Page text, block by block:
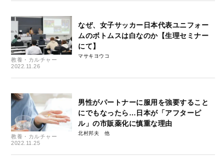
教養・カルチャー
2022.11.26
なぜ、女子サッカー日本代表ユニフォー
ムのボトムスは白なのか【生理セミナー
にて】
マサキヨウコ
教養・カルチャー
2022.11.25
男性がパートナーに服用を強要すること
にでもなったら…日本が「アフターピ
ル」の市販薬化に慎重な理由
北村邦夫